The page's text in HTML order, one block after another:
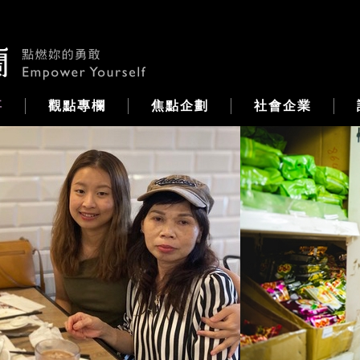
觀點專欄 焦點企劃 社會企業